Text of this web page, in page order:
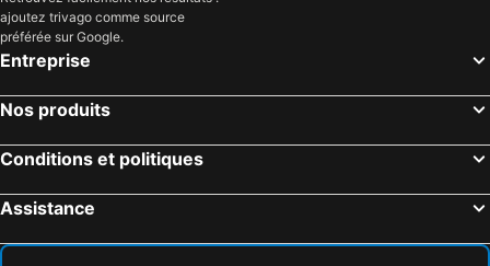
ajoutez trivago comme source
préférée sur Google.
Entreprise
Nos produits
Conditions et politiques
Assistance